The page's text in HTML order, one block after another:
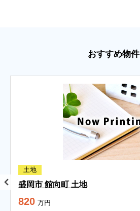
おすすめ物件
土地
盛岡市 館向町 土地
820 万円